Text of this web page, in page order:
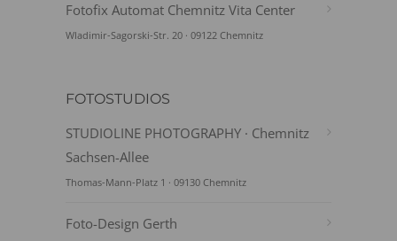
Fotofix Automat Chemnitz Vita Center
Wladimir-Sagorski-Str. 20 · 09122 Chemnitz
FOTOSTUDIOS
STUDIOLINE PHOTOGRAPHY · Chemnitz
Sachsen-Allee
Thomas-Mann-Platz 1 · 09130 Chemnitz
Foto-Design Gerth